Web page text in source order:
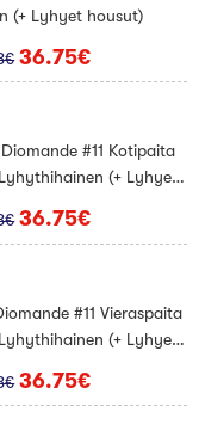
(+ Lyhyet housut)
36.75€
#11 Kotipaita
(+ Lyhyet
36.75€
#11 Vieraspaita
(+ Lyhyet
36.75€